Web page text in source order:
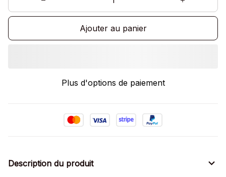
Ajouter au panier
Plus d'options de paiement
Description du produit